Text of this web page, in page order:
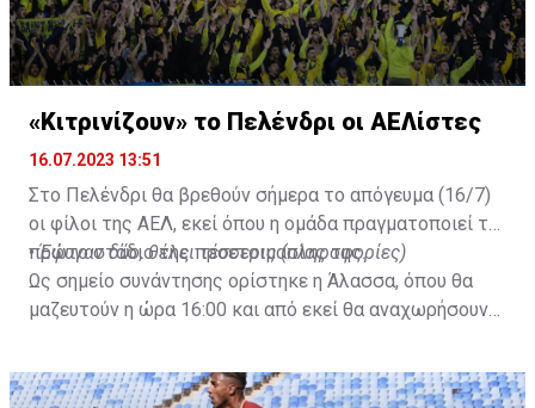
«Κιτρινίζουν» το Πελένδρι οι ΑΕΛίστες
16.07.2023 13:51
Στο Πελένδρι θα βρεθούν σήμερα το απόγευμα (16/7)
οι φίλοι της ΑΕΛ, εκεί όπου η ομάδα πραγματοποιεί το
πρώτο στάδιο της προετοιμασίας της.
•Έφυγαν δύο, θέλει τέσσερις (πληροφορίες)
Ως σημείο συνάντησης ορίστηκε η Άλασσα, όπου θα
μαζευτούν η ώρα 16:00 και από εκεί θα αναχωρήσουν
της ομάδας.